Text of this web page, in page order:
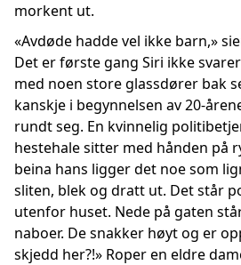
morkent ut.
«Avdøde hadde vel ikke barn,»
Det er første gang Siri ikke
med noen store glassdører bak
kanskje i begynnelsen av 20-
rundt seg. En kvinnelig
hestehale sitter med hånden på
beina hans ligger det noe som
sliten, blek og dratt ut. Det står
utenfor huset. Nede på gaten
naboer. De snakker høyt og er
skjedd her?!» Roper en eldre